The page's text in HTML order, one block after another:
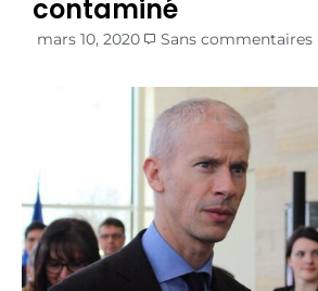
contaminé
mars 10, 2020 Sans commentaires